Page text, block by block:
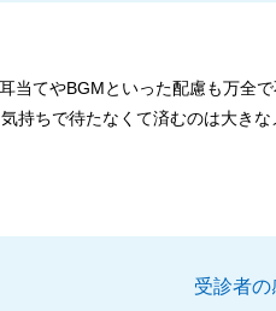
当てやBGMといった配慮も万全
持ちで待たなくて済むのは大きな
受診者